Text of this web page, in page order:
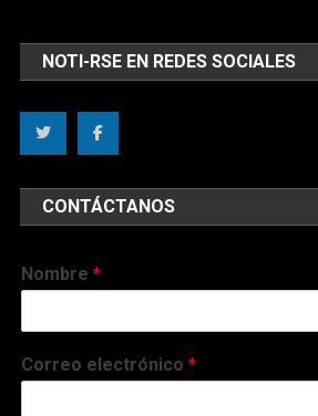
NOTI-RSE EN REDES SOCIALES
CONTÁCTANOS
Nombre*
Correo electrónico*